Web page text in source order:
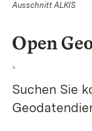
Ausschnitt ALKIS
Open
Suchen Sie